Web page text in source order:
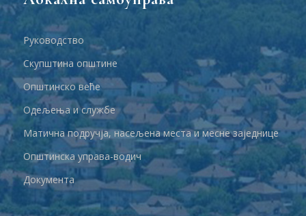
Руководство
Скупштина општине
Општинско веће
Одељења и службе
Матична подручја, насељена места и месне заједнице
Општинска управа-водич
Документа